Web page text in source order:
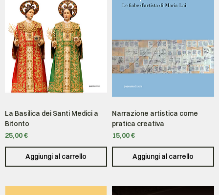
La Basilica dei Santi Medici a
Bitonto
Prezzo
25,00 €
Aggiungi al carrello
Narrazione artistica come
pratica creativa
Prezzo
15,00 €
Aggiungi al carrello